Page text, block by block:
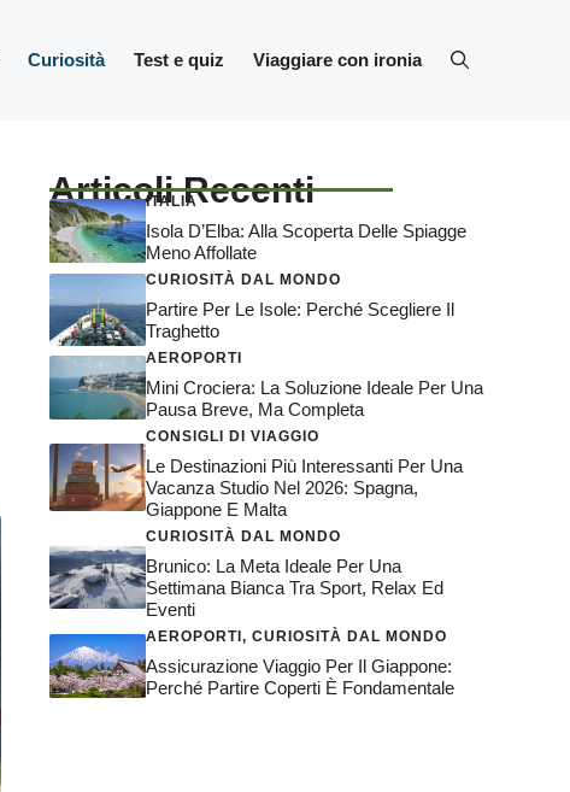
Curiosità Test e quiz Viaggiare con ironia
Articoli Recenti
ITALIA
Isola D’Elba: Alla Scoperta Delle Spiagge
Meno Affollate
CURIOSITÀ DAL MONDO
Partire Per Le Isole: Perché Scegliere Il
Traghetto
AEROPORTI
Mini Crociera: La Soluzione Ideale Per Una
Pausa Breve, Ma Completa
CONSIGLI DI VIAGGIO
Le Destinazioni Più Interessanti Per Una
Vacanza Studio Nel 2026: Spagna,
Giappone E Malta
CURIOSITÀ DAL MONDO
Brunico: La Meta Ideale Per Una
Settimana Bianca Tra Sport, Relax Ed
Eventi
AEROPORTI , CURIOSITÀ DAL MONDO
Assicurazione Viaggio Per Il Giappone:
Perché Partire Coperti È Fondamentale